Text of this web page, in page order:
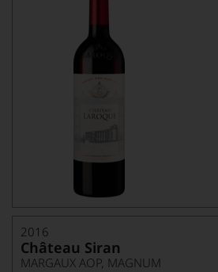
2016
Château Siran
MARGAUX AOP, MAGNUM